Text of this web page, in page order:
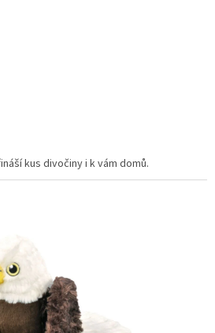
kus divočiny i k vám domů.